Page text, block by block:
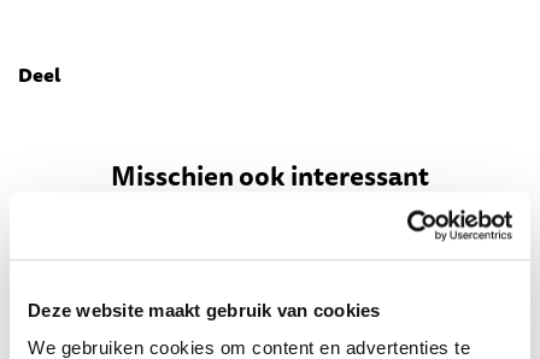
Deze website maakt gebruik van cookies
We gebruiken cookies om content en advertenties te
Deel
Misschien ook interessant